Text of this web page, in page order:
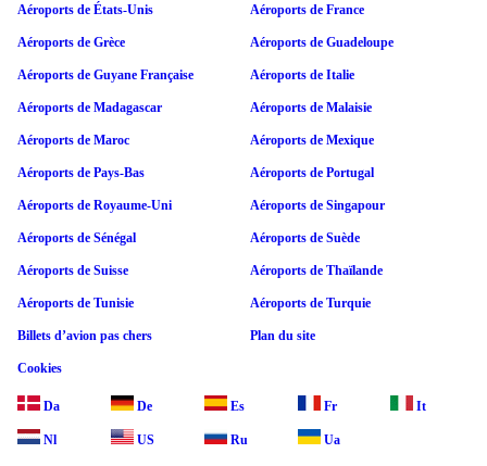
Aéroports de États-Unis Aéroports de France
Aéroports de Grèce Aéroports de Guadeloupe
Aéroports de Guyane Française Aéroports de Italie
Aéroports de Madagascar Aéroports de Malaisie
Aéroports de Maroc Aéroports de Mexique
Aéroports de Pays-Bas Aéroports de Portugal
Aéroports de Royaume-Uni Aéroports de Singapour
Aéroports de Sénégal Aéroports de Suède
Aéroports de Suisse Aéroports de Thaïlande
Aéroports de Tunisie Aéroports de Turquie
Billets d’avion pas chers Plan du site
Cookies
Da De Es Fr It
Nl US Ru Ua